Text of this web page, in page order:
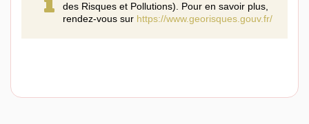
des Risques et Pollutions). Pour en savoir plus,
rendez-vous sur https://www.georisques.gouv.fr/